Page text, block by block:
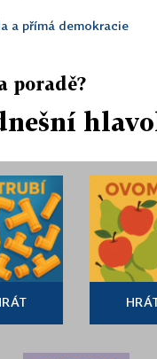
a přímá demokracie
poradě?